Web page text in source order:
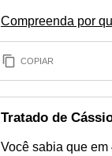
Compreenda por
COPIAR
Tratado de
Você sabia que